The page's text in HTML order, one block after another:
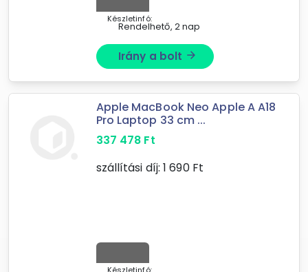
Készletinfó:
Rendelhető, 2 nap
Irány a bolt arrow_forward
Apple MacBook Neo Apple A A18
Pro Laptop 33 cm ...
337 478 Ft
szállítási díj: 1 690Ft